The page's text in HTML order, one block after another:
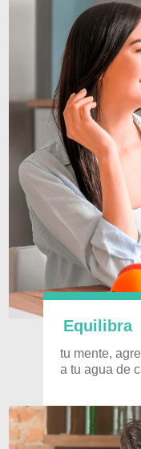
Equilibra
tu mente,
a tu agua de